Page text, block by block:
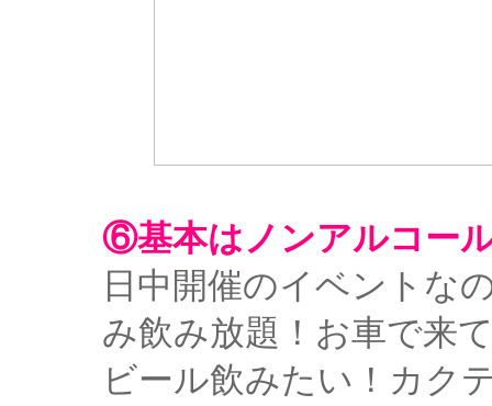
⑥基本はノンアルコー
日中開催のイベントな
み飲み放題！お車で来
ビール飲みたい！カク